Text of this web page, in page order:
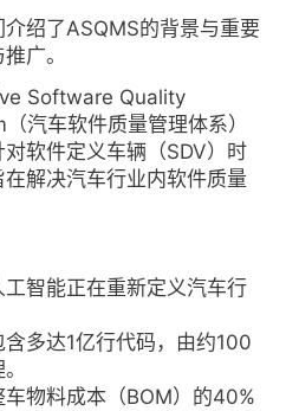
绍了ASQMS的背景与重要
广。
Software Quality
汽车软件质量管理体系）
软件定义车辆（SDV）时
解决汽车行业内软件质量
智能正在重新定义汽车行
多达1亿行代码，由约100
物料成本（BOM）的40%